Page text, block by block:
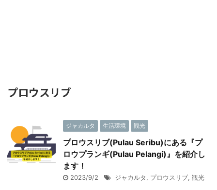
プロウスリブ
ジャカルタ 生活環境 観光
プロウスリブ(Pulau Seribu)にある『プ
ロウプランギ(Pulau Pelangi)』を紹介し
ます！
2023/9/2 ジャカルタ, プロウスリブ, 観光